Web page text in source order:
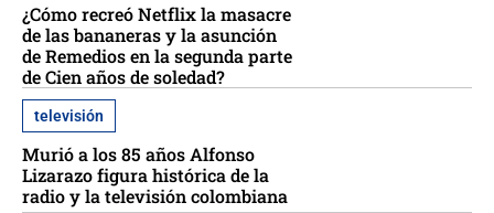
¿Cómo recreó Netflix la masacre
de las bananeras y la asunción
de Remedios en la segunda parte
de Cien años de soledad?
televisión
Murió a los 85 años Alfonso
Lizarazo figura histórica de la
radio y la televisión colombiana